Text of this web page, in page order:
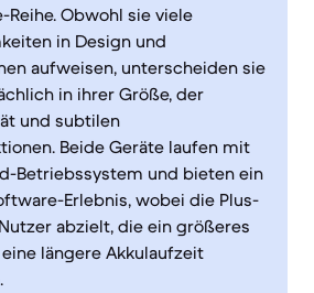
Reihe. Obwohl sie viele
in Design und
aufweisen, unterscheiden sie
in ihrer Größe, der
und subtilen
Beide Geräte laufen mit
Betriebssystem und bieten ein
Erlebnis, wobei die Plus-
abzielt, die ein größeres
längere Akkulaufzeit